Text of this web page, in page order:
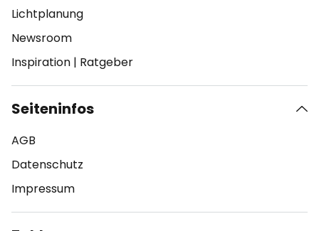
Lichtplanung
Newsroom
Inspiration | Ratgeber
Seiteninfos
AGB
Datenschutz
Impressum